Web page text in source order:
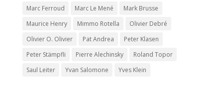
Marc Ferroud
Marc Le Mené
Mark Brusse
Maurice Henry
Mimmo Rotella
Olivier Debré
Olivier O. Olivier
Pat Andrea
Peter Klasen
Peter Stämpfli
Pierre Alechinsky
Roland Topor
Saul Leiter
Yvan Salomone Yves Klein